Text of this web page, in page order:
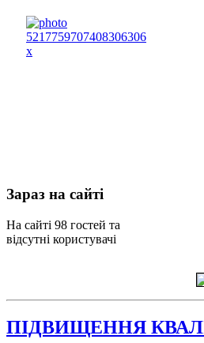
Зараз на сайті
На сайті 98 гостей та
відсутні користувачі
ПІДВИЩЕННЯ